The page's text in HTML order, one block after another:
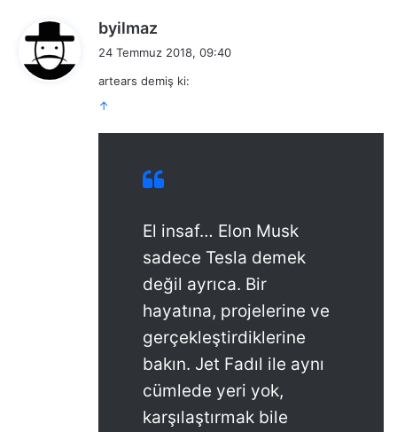
byilmaz
i
24 Temmuz 2018, 09:40
artears demiş ki:
↑
El insaf… Elon Musk
sadece Tesla demek
değil ayrıca. Bir
hayatına, projelerine ve
gerçekleştirdiklerine
bakın. Jet Fadıl ile aynı
cümlede yeri yok,
karşılaştırmak bile